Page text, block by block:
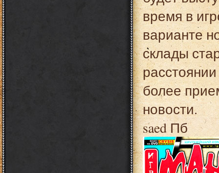
время в
варианте
склады
более
новости.
saed Пб